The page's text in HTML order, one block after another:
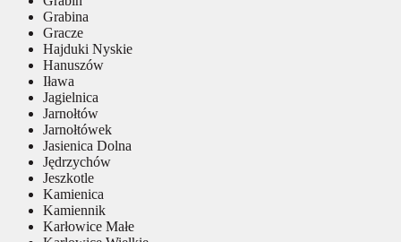
Grabina
Gracze
Hajduki Nyskie
Hanuszów
Iława
Jagielnica
Jarnołtów
Jarnołtówek
Jasienica Dolna
Jędrzychów
Jeszkotle
Kamienica
Kamiennik
Karłowice Małe